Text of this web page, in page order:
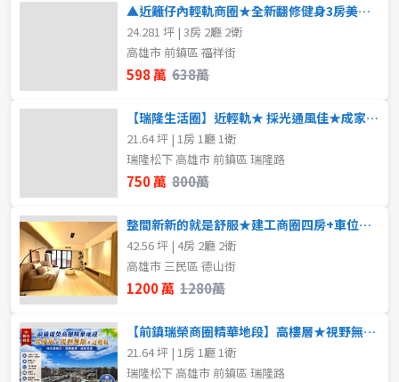
▲近籬仔內輕軌商圈★全新翻修健身3房美寓◆
24.281 坪 | 3房 2廳 2衛
高雄市 前鎮區 福祥街
598 萬 638萬
【瑞隆生活圈】近輕軌★ 採光通風佳★成家首選
21.64 坪 | 1房 1廳 1衛
瑞隆松下 高雄市 前鎮區 瑞隆路
750 萬 800萬
整間新新的就是舒服★建工商圈四房+車位★前後陽台
42.56 坪 | 4房 2廳 2衛
高雄市 三民區 德山街
1200 萬 1280萬
【前鎮瑞榮商圈精華地段】高樓層★視野無限★近輕軌
21.64 坪 | 1房 1廳 1衛
瑞隆松下 高雄市 前鎮區 瑞隆路